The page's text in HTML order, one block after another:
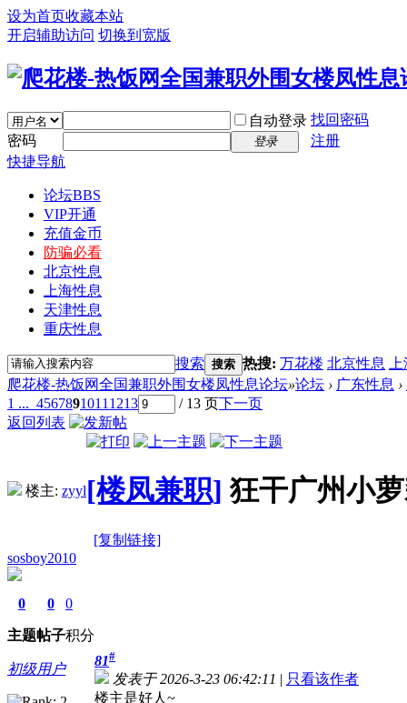
设为首页收藏本站
开启辅助访问 切换到宽版
自动登录 找回密码
密码
登录
注册
快捷导航
论坛BBS
VIP开通
充值金币
防骗必看
北京性息
上海性息
天津性息
重庆性息
搜索 搜索 热搜: 万花楼 北京性息
爬花楼-热饭网全国兼职外围女楼凤性息论坛»论坛 › 广东性息 ›
1 ... 4567891011 1213 / 13 页下一页
返回列表
楼主: zyyl[楼凤兼职] 狂干广州小
[复制链接]
sosboy2010
0
主题
0
帖子
0
积分
初级用户
81#
发表于 2026-3-23 06:42:11 | 只看该作者
楼主是好人~